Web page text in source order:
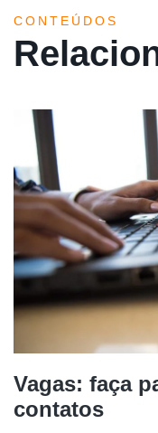
CONTEÚDOS
Vagas: faça
contatos